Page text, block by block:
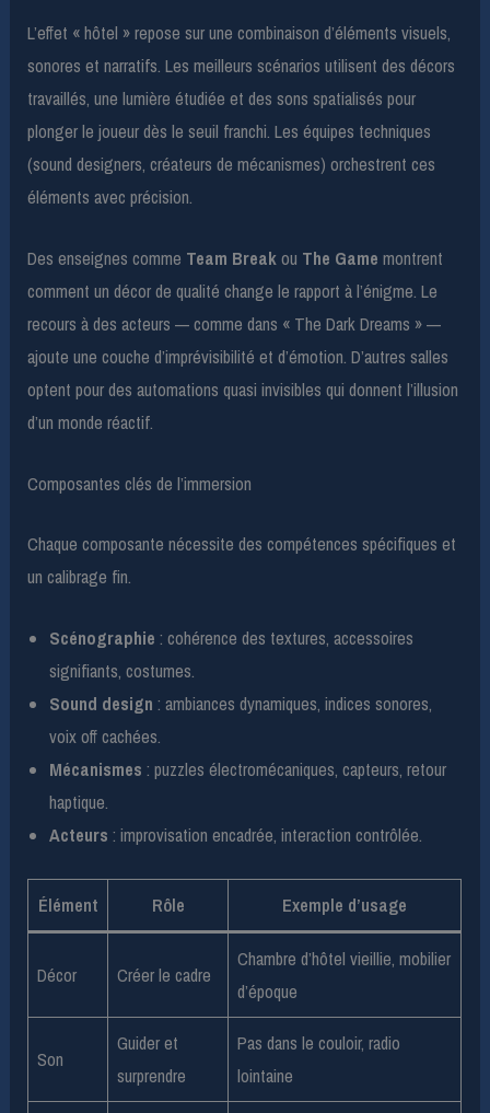
L’effet « hôtel » repose sur une combinaison d’éléments visuels,
sonores et narratifs. Les meilleurs scénarios utilisent des décors
travaillés, une lumière étudiée et des sons spatialisés pour
plonger le joueur dès le seuil franchi. Les équipes techniques
(sound designers, créateurs de mécanismes) orchestrent ces
éléments avec précision.
Des enseignes comme Team Breakou The Game montrent
comment un décor de qualité change le rapport à l’énigme. Le
recours à des acteurs — comme dans « The Dark Dreams » —
ajoute une couche d’imprévisibilité et d’émotion. D’autres salles
optent pour des automations quasi invisibles qui donnent l’illusion
d’un monde réactif.
Composantes clés de l’immersion
Chaque composante nécessite des compétences spécifiques et
un calibrage fin.
Scénographie : cohérence des textures, accessoires
signifiants, costumes.
Sound design : ambiances dynamiques, indices sonores,
voix off cachées.
Mécanismes : puzzles électromécaniques, capteurs, retour
haptique.
Acteurs : improvisation encadrée, interaction contrôlée.
Élément Rôle Exemple d’usage
Décor Créer le cadre
Chambre d’hôtel vieillie, mobilier
d’époque
Son
Guider et
surprendre
Pas dans le couloir, radio
lointaine